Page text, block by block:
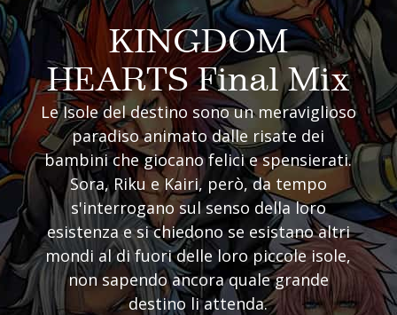
KINGDOM
HEARTS Final Mix
Le Isole del destino sono un meraviglioso
paradiso animato dalle risate dei
bambini che giocano felici e spensierati.
Sora, Riku e Kairi, però, da tempo
s'interrogano sul senso della loro
esistenza e si chiedono se esistano altri
mondi al di fuori delle loro piccole isole,
non sapendo ancora quale grande
destino li attenda.